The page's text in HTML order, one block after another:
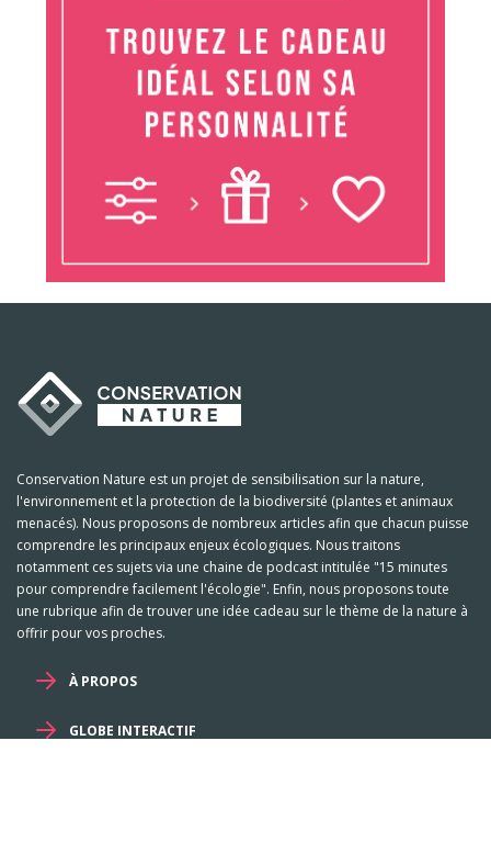
Conservation Nature est un projet de sensibilisation sur la nature,
l'environnement et la protection de la biodiversité (plantes et animaux
menacés). Nous proposons de nombreux articles afin que chacun puisse
comprendre les principaux enjeux écologiques. Nous traitons
notamment ces sujets via une chaine de podcast intitulée "15 minutes
pour comprendre facilement l'écologie". Enfin, nous proposons toute
une rubrique afin de trouver une idée cadeau sur le thème de la nature à
offrir pour vos proches.
À PROPOS
GLOBE INTERACTIF